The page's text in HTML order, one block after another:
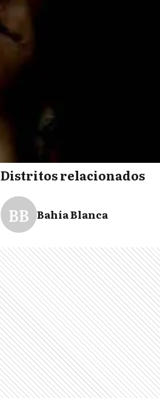
Distritos relacionados
BB Bahía Blanca